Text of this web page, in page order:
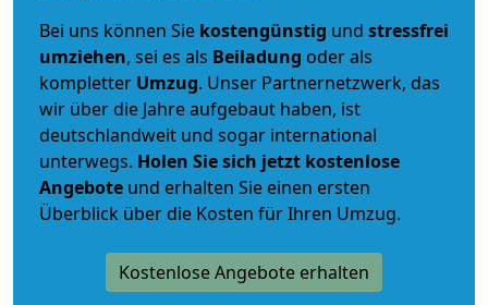
Bei uns können Sie kostengünstig und stressfrei
umziehen, sei es als Beiladung oder als
kompletter Umzug. Unser Partnernetzwerk, das
wir über die Jahre aufgebaut haben, ist
deutschlandweit und sogar international
unterwegs. Holen Sie sich jetzt kostenlose
Angebote und erhalten Sie einen ersten
Überblick über die Kosten für Ihren Umzug.
Kostenlose Angebote erhalten